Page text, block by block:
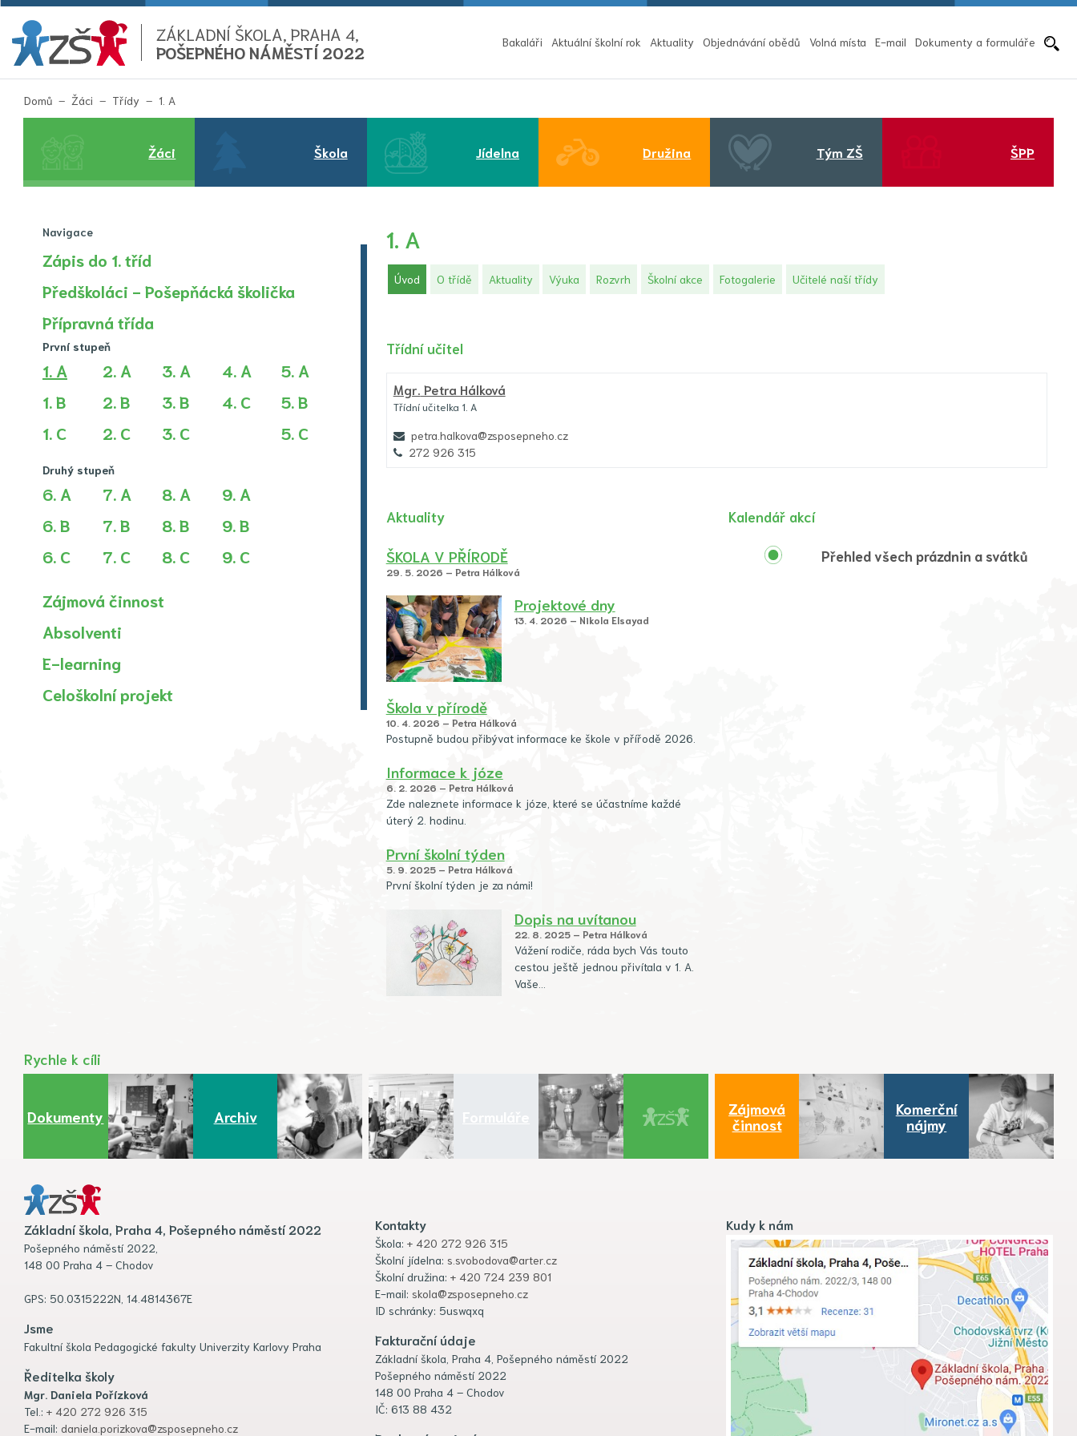
ZÁKLADNÍ ŠKOLA, PRAHA 4,
POŠEPNÉHO NÁMĚSTÍ 2022
Bakaláři Aktuální školní rok Aktuality Objednávání obědů Volná místa E-mail Dokumenty a formuláře
Domů Žáci Třídy 1. A
Žáci Škola Jídelna Družina Tým ZŠ ŠPP
Navigace
Zápis do 1. tříd
Předškoláci - Pošepňácká školička
Přípravná třída
První stupeň
1. A (aktuální)
1. B
1. C
2. A
2. B
2. C
3. A
3. B
3. C
4. A
4. C
5. A
5. B
5. C
Druhý stupeň
6. A
6. B
6. C
7. A
7. B
7. C
8. A
8. B
8. C
9. A
9. B
9. C
Zájmová činnost
Absolventi
E-learning
Celoškolní projekt
1. A
Úvod (aktuální)
O třídě Aktuality Výuka Rozvrh Školní akce Fotogalerie Učitelé naší třídy
Třídní učitel
Mgr. Petra Hálková
Třídní učitelka 1. A
petra.halkova@zsposepneho.cz
272 926 315
Aktuality
ŠKOLA V PŘÍRODĚ
29. 5. 2026 – Petra Hálková
Projektové dny
13. 4. 2026 – Nikola Elsayad
Škola v přírodě
10. 4. 2026 – Petra Hálková
Postupně budou přibývat informace ke škole v přířodě 2026.
Informace k józe
6. 2. 2026 – Petra Hálková
Zde naleznete informace k józe, které se účastníme každé
úterý 2. hodinu.
První školní týden
5. 9. 2025 – Petra Hálková
První školní týden je za námi!
Dopis na uvítanou
22. 8. 2025 – Petra Hálková
Vážení rodiče, ráda bych Vás touto
cestou ještě jednou přivítala v 1. A.
Vaše…
Kalendář akcí
Přehled všech prázdnin a svátků
Rychle k cíli
Dokumenty Archiv
Zájmová
činnost
Komerční
nájmy
Základní škola, Praha 4, Pošepného náměstí 2022
Pošepného náměstí 2022,
148 00 Praha 4 – Chodov
GPS: 50.0315222N, 14.4814367E
Jsme
Fakultní škola Pedagogické fakulty Univerzity Karlovy Praha
Ředitelka školy
Mgr. Daniela Pořízková
Tel.: + 420 272 926 315
E-mail: daniela.porizkova@zsposepneho.cz
Kontakty
Škola: + 420 272 926 315
Školní jídelna: s.svobodova@arter.cz
Školní družina: + 420 724 239 801
E-mail: skola@zsposepneho.cz
ID schránky: 5uswqxq
Fakturační údaje
Základní škola, Praha 4, Pošepného náměstí 2022
Pošepného náměstí 2022
148 00 Praha 4 – Chodov
IČ: 613 88 432
Kudy k nám